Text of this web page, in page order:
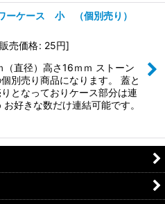
ーケース 小 （個別売り）
売価格: 25円]
直径）高さ16ｍｍ ストーン
別売り商品になります。 蓋と
となっておりケース部分は連
好きな数だけ連結可能です。